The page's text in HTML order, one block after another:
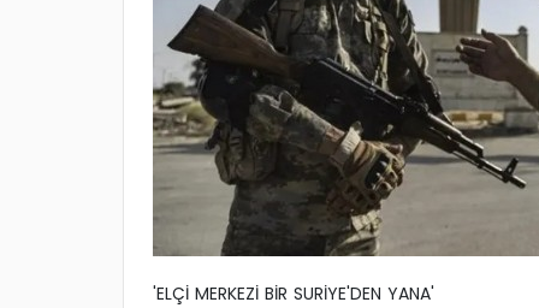
'ELÇİ MERKEZİ BİR SURİYE'DEN YANA'